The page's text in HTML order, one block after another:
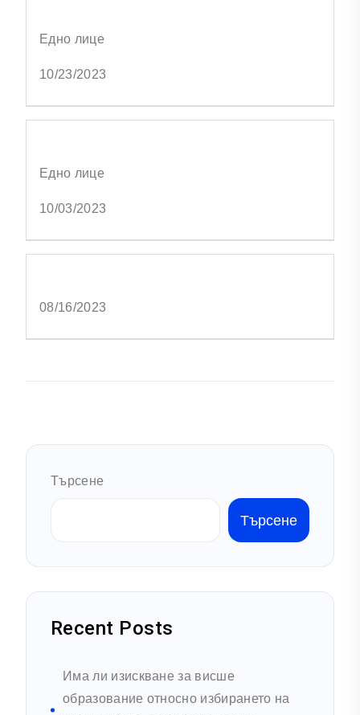
Едно лице
10/23/2023
Едно лице
10/03/2023
08/16/2023
Търсене
Търсене
Recent Posts
Има ли изискване за висше
образование относно избирането на